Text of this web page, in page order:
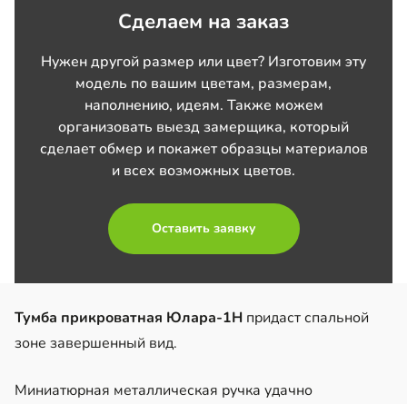
Сделаем на заказ
Нужен другой размер или цвет? Изготовим эту
модель по вашим цветам, размерам,
наполнению, идеям. Также можем
организовать выезд замерщика, который
сделает обмер и покажет образцы материалов
и всех возможных цветов.
Оставить заявку
Тумба прикроватная Юлара-1Н придаст спальной
зоне завершенный вид.
Миниатюрная металлическая ручка удачно